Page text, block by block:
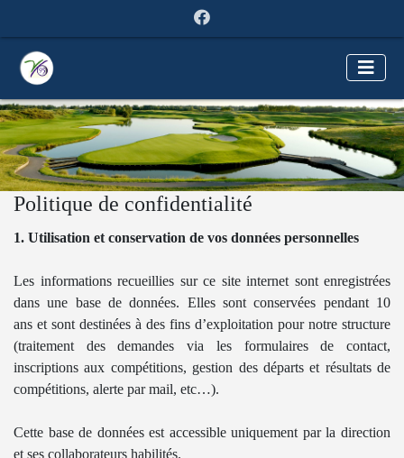
Politique de confidentialité
1. Utilisation et conservation de vos données personnelles
Les informations recueillies sur ce site internet sont enregistrées
dans une base de données. Elles sont conservées pendant 10
ans et sont destinées à des fins d’exploitation pour notre structure
(traitement des demandes via les formulaires de contact,
inscriptions aux compétitions, gestion des départs et résultats de
compétitions, alerte par mail, etc…).
Cette base de données est accessible uniquement par la direction
et ses collaborateurs habilités.